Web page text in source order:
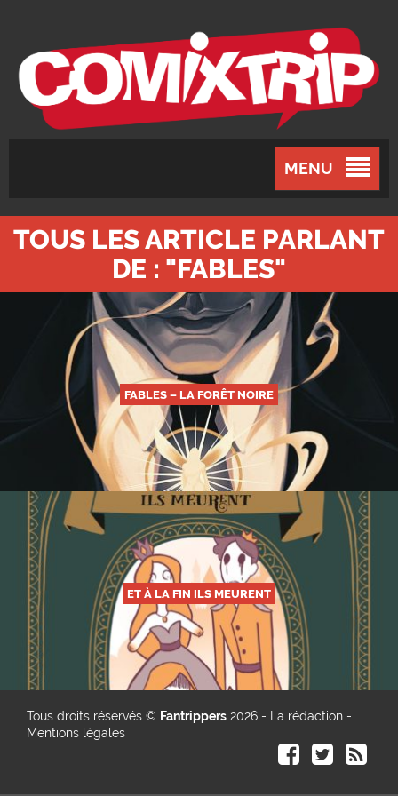
MENU
TOUS LES ARTICLE PARLANT
DE : "FABLES"
FABLES – LA FORÊT NOIRE
ET À LA FIN ILS MEURENT
Tous droits réservés © Fantrippers 2026 - La rédaction -
Mentions légales